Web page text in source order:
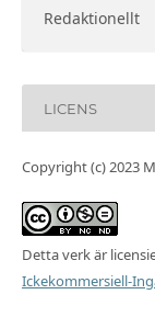
Redaktionellt
LICENS
Copyright (c) 2023
Detta verk är
Ickekommersiell-